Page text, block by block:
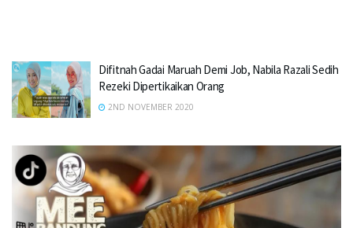
Difitnah Gadai Maruah Demi Job, Nabila Razali Sedih
Rezeki Dipertikaikan Orang
2ND NOVEMBER 2020